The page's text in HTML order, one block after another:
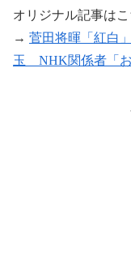
オリジナル記事はこ
→ 菅田将暉「紅白
玉 NHK関係者「お